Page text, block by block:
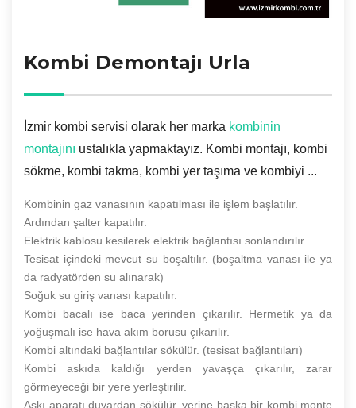
Kombi Demontajı Urla
İzmir kombi servisi olarak her marka kombinin
montajını ustalıkla yapmaktayız. Kombi montajı, kombi
sökme, kombi takma, kombi yer taşıma ve kombiyi ...
Kombinin gaz vanasının kapatılması ile işlem başlatılır.
Ardından şalter kapatılır.
Elektrik kablosu kesilerek elektrik bağlantısı sonlandırılır.
Tesisat içindeki mevcut su boşaltılır. (boşaltma vanası ile ya
da radyatörden su alınarak)
Soğuk su giriş vanası kapatılır.
Kombi bacalı ise baca yerinden çıkarılır. Hermetik ya da
yoğuşmalı ise hava akım borusu çıkarılır.
Kombi altındaki bağlantılar sökülür. (tesisat bağlantıları)
Kombi askıda kaldığı yerden yavaşça çıkarılır, zarar
görmeyeceği bir yere yerleştirilir.
Askı aparatı duvardan sökülür, yerine başka bir kombi monte